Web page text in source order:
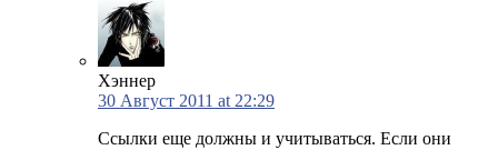
Хэннер
30 Август 2011 at 22:29
Ссылки еще должны и учитываться. Если они